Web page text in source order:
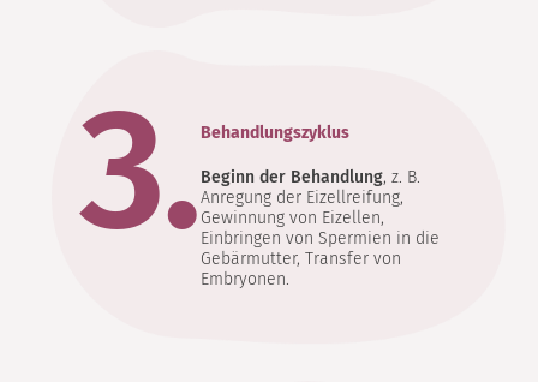
3. Behandlungszyklus
Beginn der Behandlung, z. B.
Anregung der Eizellreifung,
Gewinnung von Eizellen,
Einbringen von Spermien in die
Gebärmutter, Transfer von
Embryonen.